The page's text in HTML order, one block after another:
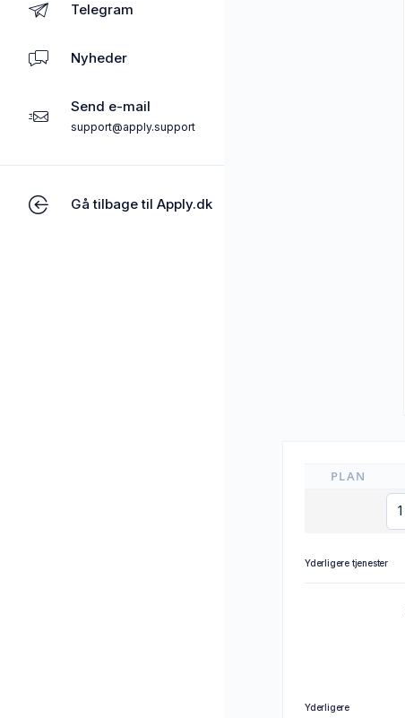
Telegram
Nyheder
Send e-mail
support@apply.support
Gå tilbage til Apply.dk
PLAN
Yderligere tjenester
Yderligere